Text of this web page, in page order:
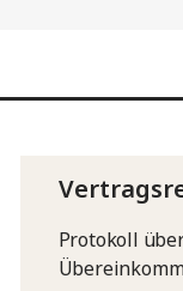
Protokoll